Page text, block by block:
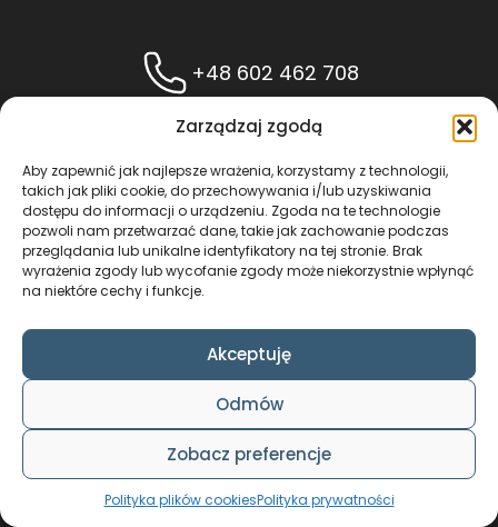
Zarządzaj zgodą
Aby zapewnić jak najlepsze wrażenia, korzystamy z technologii,
takich jak pliki cookie, do przechowywania i/lub uzyskiwania
dostępu do informacji o urządzeniu. Zgoda na te technologie
pozwoli nam przetwarzać dane, takie jak zachowanie podczas
przeglądania lub unikalne identyfikatory na tej stronie. Brak
wyrażenia zgody lub wycofanie zgody może niekorzystnie wpłynąć
na niektóre cechy i funkcje.
Akceptuję
Odmów
Zobacz preferencje
Polityka plików cookiesPolityka prywatności
+48 602 462 708
ADWENTO ŁUKASZ WIECZOREK
ul. Bukietowa 18
41-403 Chełm Śląski
NIP: 5492396353
REGON: 243657594
pmkw@interia.pl
SZYBKI DOSTĘP
Strona główna
Sklep
Oferta
Informacje – dostawa, płatności